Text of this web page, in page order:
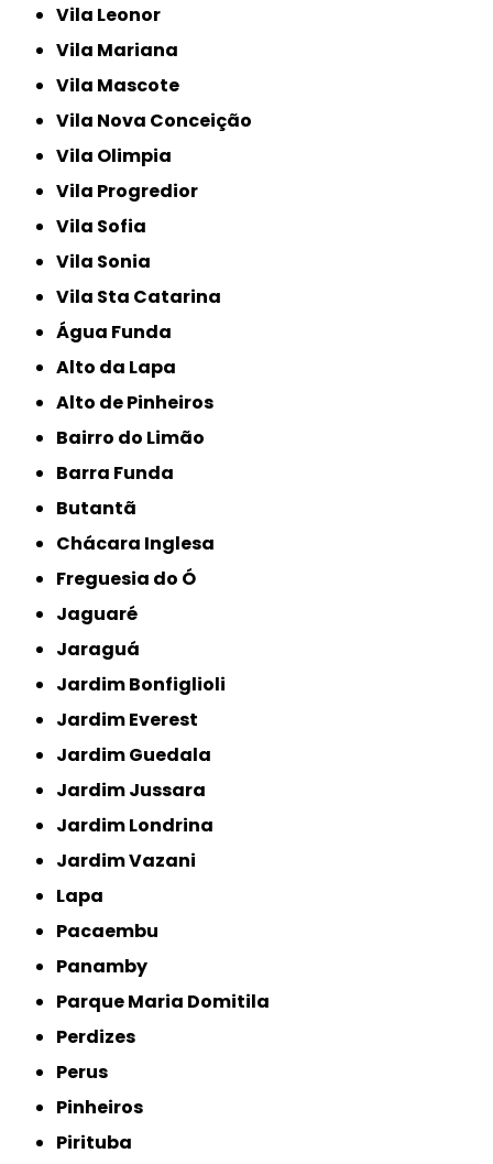
Vila Leonor
Vila Mariana
Vila Mascote
Vila Nova Conceição
Vila Olimpia
Vila Progredior
Vila Sofia
Vila Sonia
Vila Sta Catarina
Água Funda
Alto da Lapa
Alto de Pinheiros
Bairro do Limão
Barra Funda
Butantã
Chácara Inglesa
Freguesia do Ó
Jaguaré
Jaraguá
Jardim Bonfiglioli
Jardim Everest
Jardim Guedala
Jardim Jussara
Jardim Londrina
Jardim Vazani
Lapa
Pacaembu
Panamby
Parque Maria Domitila
Perdizes
Perus
Pinheiros
Pirituba